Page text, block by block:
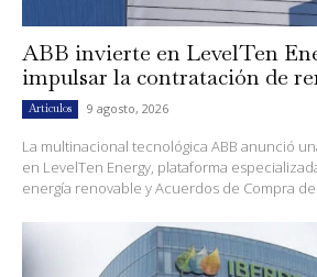
ABB invierte en LevelTen
impulsar la contratación de
Artículos 9 agosto, 2026
La multinacional tecnológica ABB anunció
en LevelTen Energy, plataforma
energía renovable y Acuerdos de Compra de